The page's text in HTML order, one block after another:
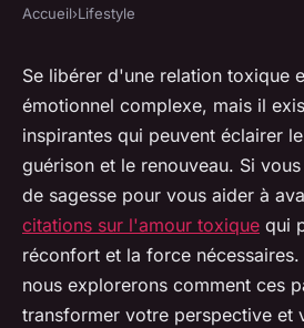
LIFESTYLE
Paroles
surmonter l'amour
avancer
lucinde•27 janvier 2025• 6 min de
Accueil›Lifestyle
Se libérer d'une relation toxique
émotionnel complexe, mais il
inspirantes qui peuvent éclairer
guérison et le renouveau. Si
de sagesse pour vous aider à
citations sur l'amour toxique qui
réconfort et la force
nous explorerons comment ces
transformer votre perspective et